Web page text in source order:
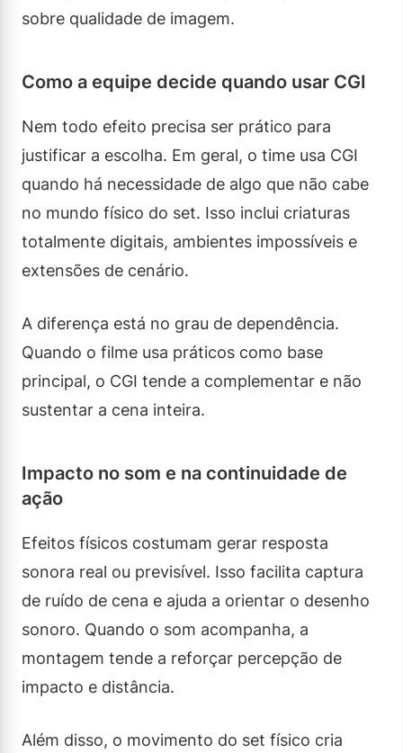
sobre qualidade de imagem.
Como a equipe decide quando usar CGI
Nem todo efeito precisa ser prático para
justificar a escolha. Em geral, o time usa CGI
quando há necessidade de algo que não cabe
no mundo físico do set. Isso inclui criaturas
totalmente digitais, ambientes impossíveis e
extensões de cenário.
A diferença está no grau de dependência.
Quando o filme usa práticos como base
principal, o CGI tende a complementar e não
sustentar a cena inteira.
Impacto no som e na continuidade de
ação
Efeitos físicos costumam gerar resposta
sonora real ou previsível. Isso facilita captura
de ruído de cena e ajuda a orientar o desenho
sonoro. Quando o som acompanha, a
montagem tende a reforçar percepção de
impacto e distância.
Além disso, o movimento do set físico cria